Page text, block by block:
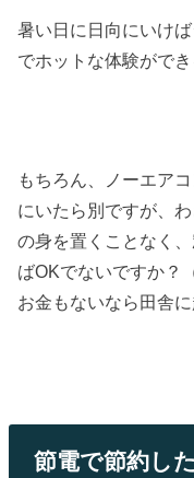
暑い日に日向にいけ
でホットな体験ができ
もちろん、ノーエア
にいたら別ですが、
の身を置くことなく
ばOKでないですか？
お金もないなら田舎
節電で節約し